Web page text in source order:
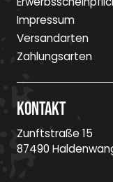
Impressum
Versandarten
Zahlungsarten
Kontakt
Zunftstraße 15
87490